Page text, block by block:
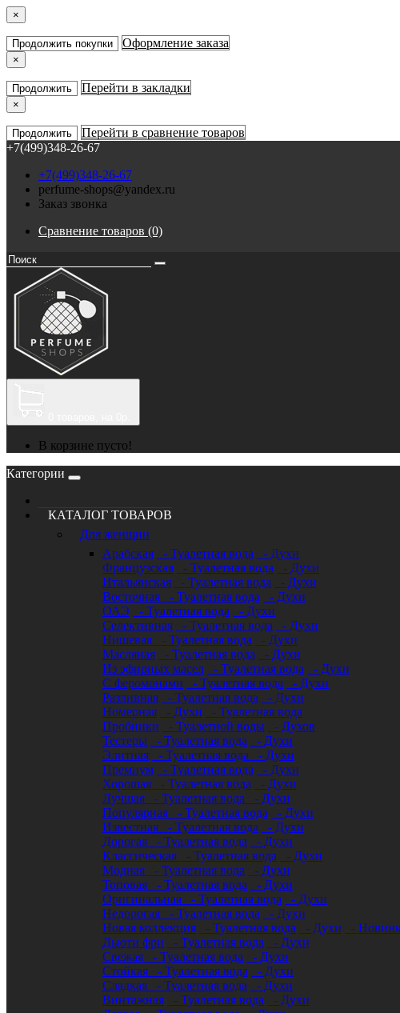
×
Продолжить покупки Оформление заказа
×
Продолжить Перейти в закладки
×
Продолжить
Перейти в сравнение товаров
+7(499)348-26-67
+7(499)348-26-67
perfume-shops@yandex.ru
Заказ звонка
Сравнение товаров (0)
В корзине пусто!
Категории
КАТАЛОГ ТОВАРОВ
Для женщин
Арабская
- Туалетная вода
- Духи
Французская
- Туалетная вода
- Духи
Итальянская
- Туалетная вода
- Духи
Восточная
- Туалетная вода
- Духи
ОАЭ
- Туалетная вода
- Духи
Селективная
- Туалетная вода
- Духи
Нишевая
- Туалетная вода
- Духи
Масляная
- Туалетная вода
- Духи
Из эфирных масел
- Туалетная вода
- Духи
С феромонами
- Туалетная вода
- Духи
Разливная
- Туалетная вода
- Духи
Номерная
- Духи
- Туалетная вода
Пробники
- Туалетной воды
- Духов
Тестеры
- Туалетная вода
- Духи
Элитная
- Туалетная вода
- Духи
Премиум
- Туалетная вода
- Духи
Хорошая
- Туалетная вода
- Духи
Лучшая
- Туалетная вода
- Духи
Популярная
- Туалетная вода
- Духи
Известная
- Туалетная вода
- Духи
Дорогая
- Туалетная вода
- Духи
Классическая
- Туалетная вода
- Духи
Модная
- Туалетная вода
- Духи
Топовая
- Туалетная вода
- Духи
Оригинальная
- Туалетная вода
- Духи
Недорогая
- Туалетная вода
- Духи
Новая коллекция
- Туалетная вода - Духи -
Дьюти фри
- Туалетная вода
- Духи
Свежая
- Туалетная вода
- Духи
Стойкая
- Туалетная вода
- Духи
Сладкая
- Туалетная вода
- Духи
Винтажная
- Туалетная вода
- Духи